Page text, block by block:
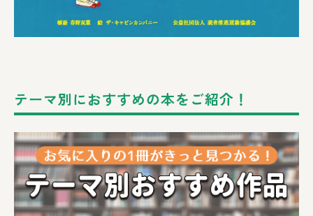
テーマ別におすすめの本をご紹介！